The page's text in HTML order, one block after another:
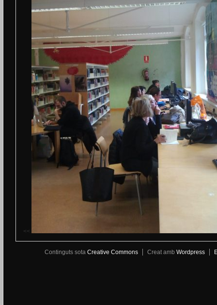
<<
Continguts sota Creative Commons Creat amb Wordpress